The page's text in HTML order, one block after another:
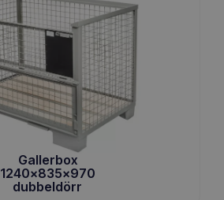
Gallerbox
1240x835x970
dubbeldörr